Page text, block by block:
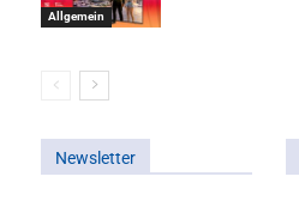
Allgemein
Newsletter